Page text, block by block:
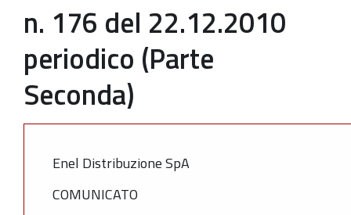
n. 176 del 22.12.2010
periodico (Parte
Seconda)
Enel Distribuzione SpA
COMUNICATO